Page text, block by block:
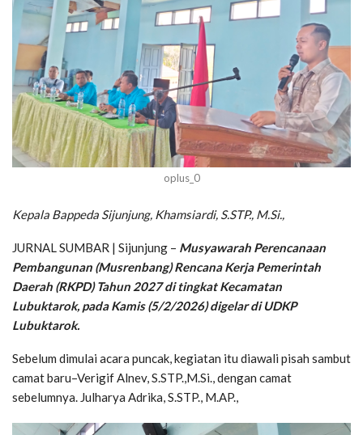
oplus_0
Kepala Bappeda Sijunjung, Khamsiardi, S.STP., M.Si.,
JURNAL SUMBAR | Sijunjung – Musyawarah Perencanaan
Pembangunan (Musrenbang) Rencana Kerja Pemerintah
Daerah (RKPD) Tahun 2027 di tingkat Kecamatan
Lubuktarok, pada Kamis (5/2/2026) digelar di UDKP
Lubuktarok.
Sebelum dimulai acara puncak, kegiatan itu diawali pisah sambut
camat baru–Verigif Alnev, S.STP.,M.Si., dengan camat
sebelumnya. Julharya Adrika, S.STP., M.AP.,